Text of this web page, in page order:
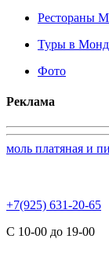
Рестораны
Туры в
Фото
Реклама
моль платяная и
+7(925) 631-20-65
С 10-00 до 19-00